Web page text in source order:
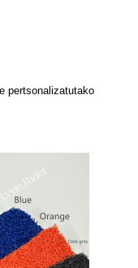
pertsonalizatutako